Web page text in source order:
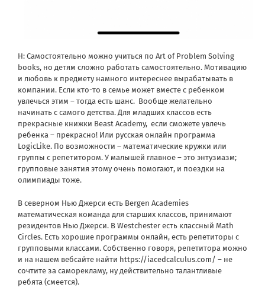
Н: Самостоятельно можно учиться по Art of Problem Solving
books, но детям сложно работать самостоятельно. Мотивацию
и любовь к предмету намного интереснее вырабатывать в
компании. Если кто-то в семье может вместе с ребенком
увлечься этим – тогда есть шанс. Вообще желательно
начинать с самого детства. Для младших классов есть
прекрасные книжки Beast Academy, если сможете увлечь
ребенка – прекрасно! Или русская онлайн программа
LogicLike. По возможности – математические кружки или
группы с репетитором. У малышей главное – это энтузиазм;
групповые занятия этому очень помогают, и поездки на
олимпиады тоже.
В северном Нью Джерси есть Bergen Academies
математическая команда для старших классов, принимают
резидентов Нью Джерси. В Westchester есть классный Math
Circles. Есть хорошие программы онлайн, есть репетиторы с
групповыми классами. Собственно говоря, репетитора можно
и на нашем вебсайте найти https://iacedcalculus.com/ – не
сочтите за саморекламу, ну действительно талантливые
ребята (смеется).